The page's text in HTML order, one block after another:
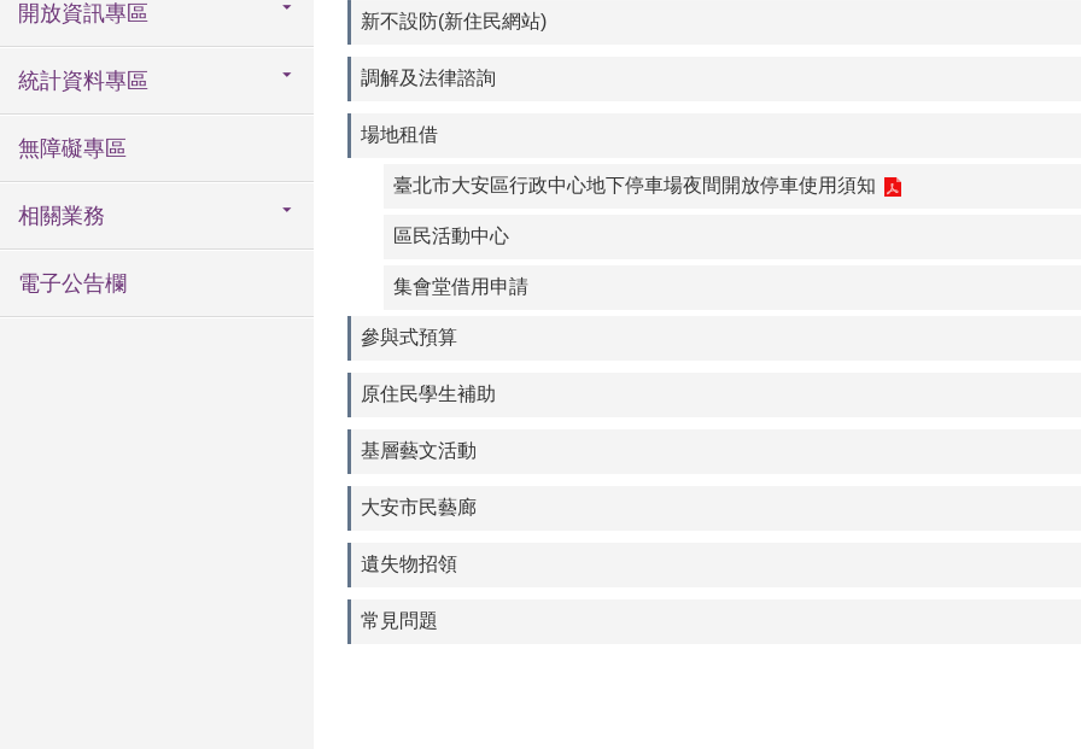
開放資訊專區
統計資料專區
無障礙專區
相關業務
電子公告欄
新不設防(新住民網站)
調解及法律諮詢
場地租借
臺北市大安區行政中心地下停車場夜間開放停車使用須知
區民活動中心
集會堂借用申請
參與式預算
原住民學生補助
基層藝文活動
大安市民藝廊
遺失物招領
常見問題